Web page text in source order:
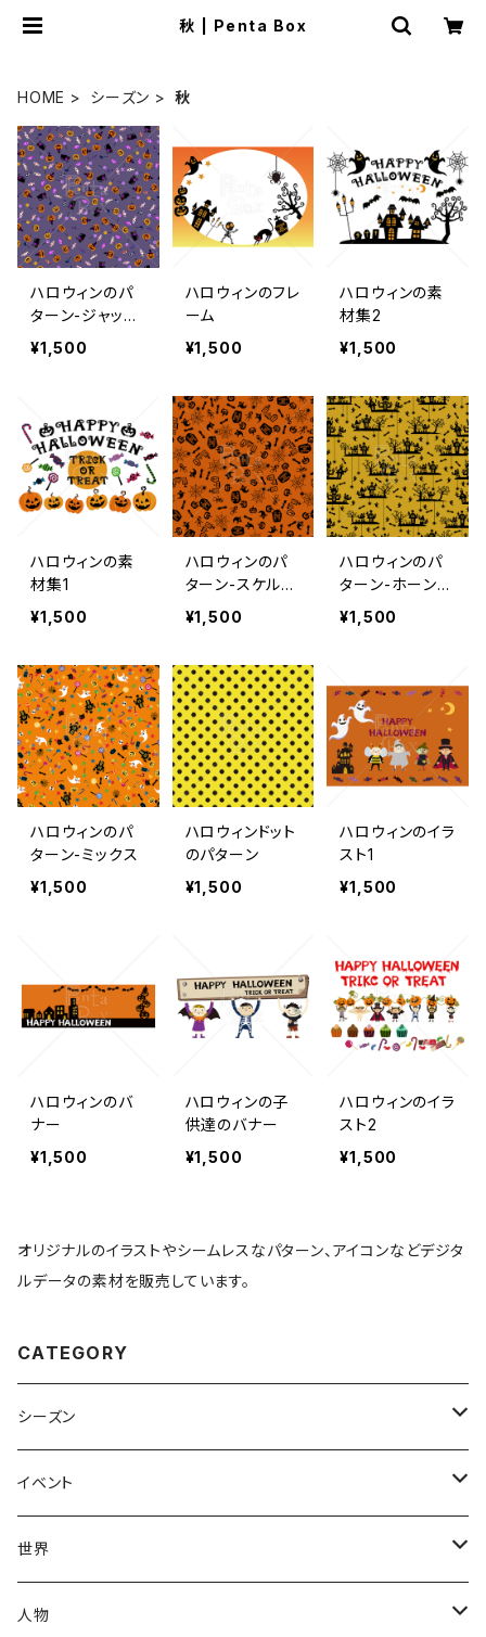
秋 | Penta Box
HOME シーズン 秋
ハロウィンのパ
ターン-ジャック
オランタン-キャ
ンディMIX
¥1,500
ハロウィンのフレ
ーム
¥1,500
ハロウィンの素
材集2
¥1,500
ハロウィンの素
材集1
¥1,500
ハロウィンのパ
ターン-スケルト
ンミックス
¥1,500
ハロウィンのパ
ターン-ホーンテ
ッドマンション
¥1,500
ハロウィンのパ
ターン-ミックス
¥1,500
ハロウィンドット
のパターン
¥1,500
ハロウィンのイラ
スト1
¥1,500
ハロウィンのバ
ナー
¥1,500
ハロウィンの子
供達のバナー
¥1,500
ハロウィンのイラ
スト2
¥1,500
オリジナルのイラストやシームレスなパターン、アイコンなどデジタ
ルデータの素材を販売しています。
CATEGORY
シーズン
春
夏
秋
イベント
出産・育児
母の日
世界
ハワイアン
人物